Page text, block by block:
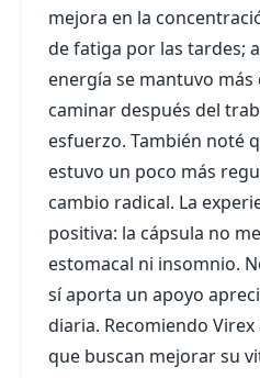
mejora en la
de fatiga por las tardes;
energía se mantuvo más
caminar después del
esfuerzo. También noté
estuvo un poco más
cambio radical. La
positiva: la cápsula no
estomacal ni insomnio.
sí aporta un apoyo
diaria. Recomiendo
que buscan mejorar su